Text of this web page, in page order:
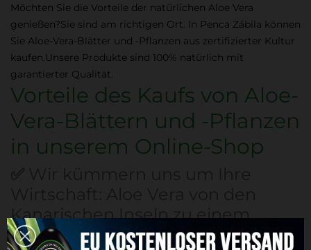
Möchten Sie die Vorteile der natürlichen Aloe Vera
genießen?Sie sind am richtigen Ort. In Penca Zábila können
Sie Aloe-Vera-Blätter und -Pflanzen aus zertifizierter Kultur
kaufen.Unsere Produkte sind 100% natürlich mit
garantierter Qualität.
Vorteile des Kaufs von Aloe-
Vera-Blättern und -Pflanzen
in unserem Online-Shop
Kanarischen Inseln zu einem
guten Preis